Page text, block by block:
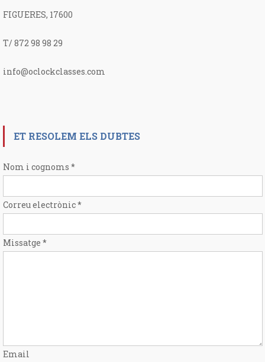
FIGUERES, 17600
T/ 872 98 98 29
info@oclockclasses.com
ET RESOLEM ELS DUBTES
Nom i cognoms *
Correu electrònic*
Missatge *
Email